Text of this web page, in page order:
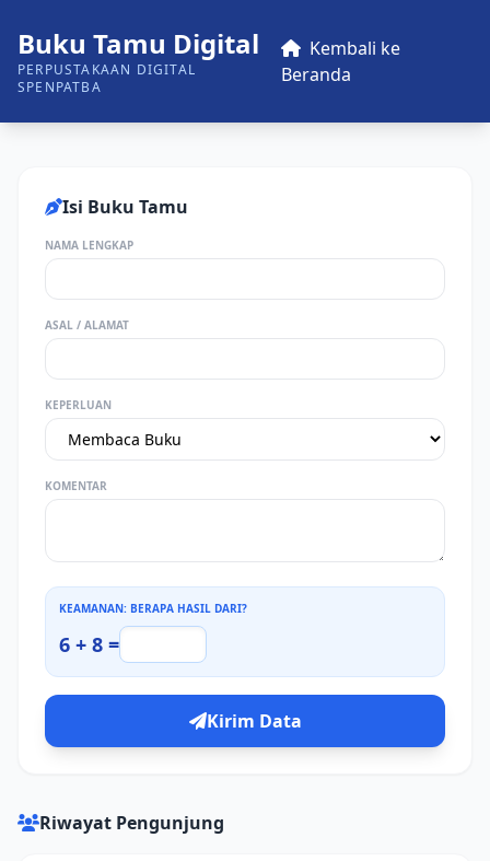
Buku Tamu Digital
PERPUSTAKAAN DIGITAL
SPENPATBA
Kembali ke
Beranda
Isi Buku Tamu
NAMA LENGKAP
ASAL / ALAMAT
KEPERLUAN
KOMENTAR
KEAMANAN: BERAPA HASIL DARI?
6 + 8 =
Kirim Data
Riwayat Pengunjung